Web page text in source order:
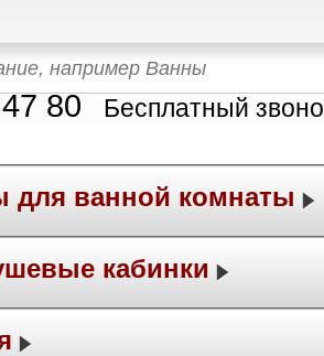
80 Бесплатный
для ванной комнаты
кабинки